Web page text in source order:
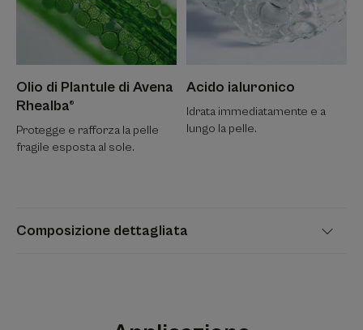
Composizione dettagliata
Olio di Plantule di Avena
Rhealba®
Protegge e rafforza la pelle
fragile esposta al sole.
Acido ialuronico
Idrata immediatamente e a
lungo la pelle.